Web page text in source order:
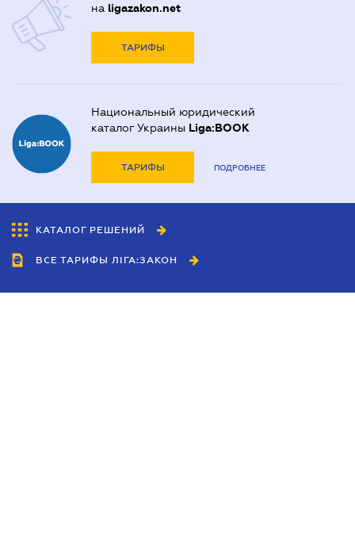
на ligazakon.net
ТАРИФЫ
Национальный юридический
каталог Украины Liga:BOOK
ТАРИФЫ ПОДРОБНЕЕ
КАТАЛОГ РЕШЕНИЙ
ВСЕ ТАРИФЫ ЛІГА:ЗАКОН